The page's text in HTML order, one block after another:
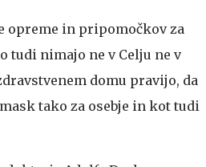
opreme in pripomočkov za
tudi nimajo ne v Celju ne v
domu pravijo, da
tako za osebje in kot tudi